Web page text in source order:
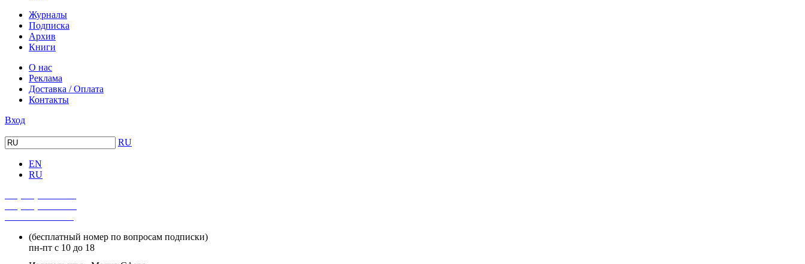
Журналы
Подписка
Архив
Книги
О нас
Реклама
Доставка / Оплата
Контакты
Вход
RU
EN
RU
(бесплатный номер по вопросам подписки)
пн-пт с 10 до 18